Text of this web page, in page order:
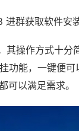
群获取软件安
其操作方式十
功能，一键便
可以满足需求。